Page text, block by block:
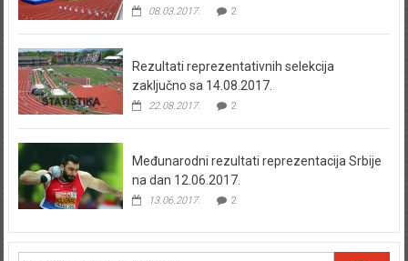
08.03.2017. 2
Rezultati reprezentativnih selekcija
zaključno sa 14.08.2017.
22.08.2017. 2
Međunarodni rezultati reprezentacija Srbije
na dan 12.06.2017.
13.06.2017. 2